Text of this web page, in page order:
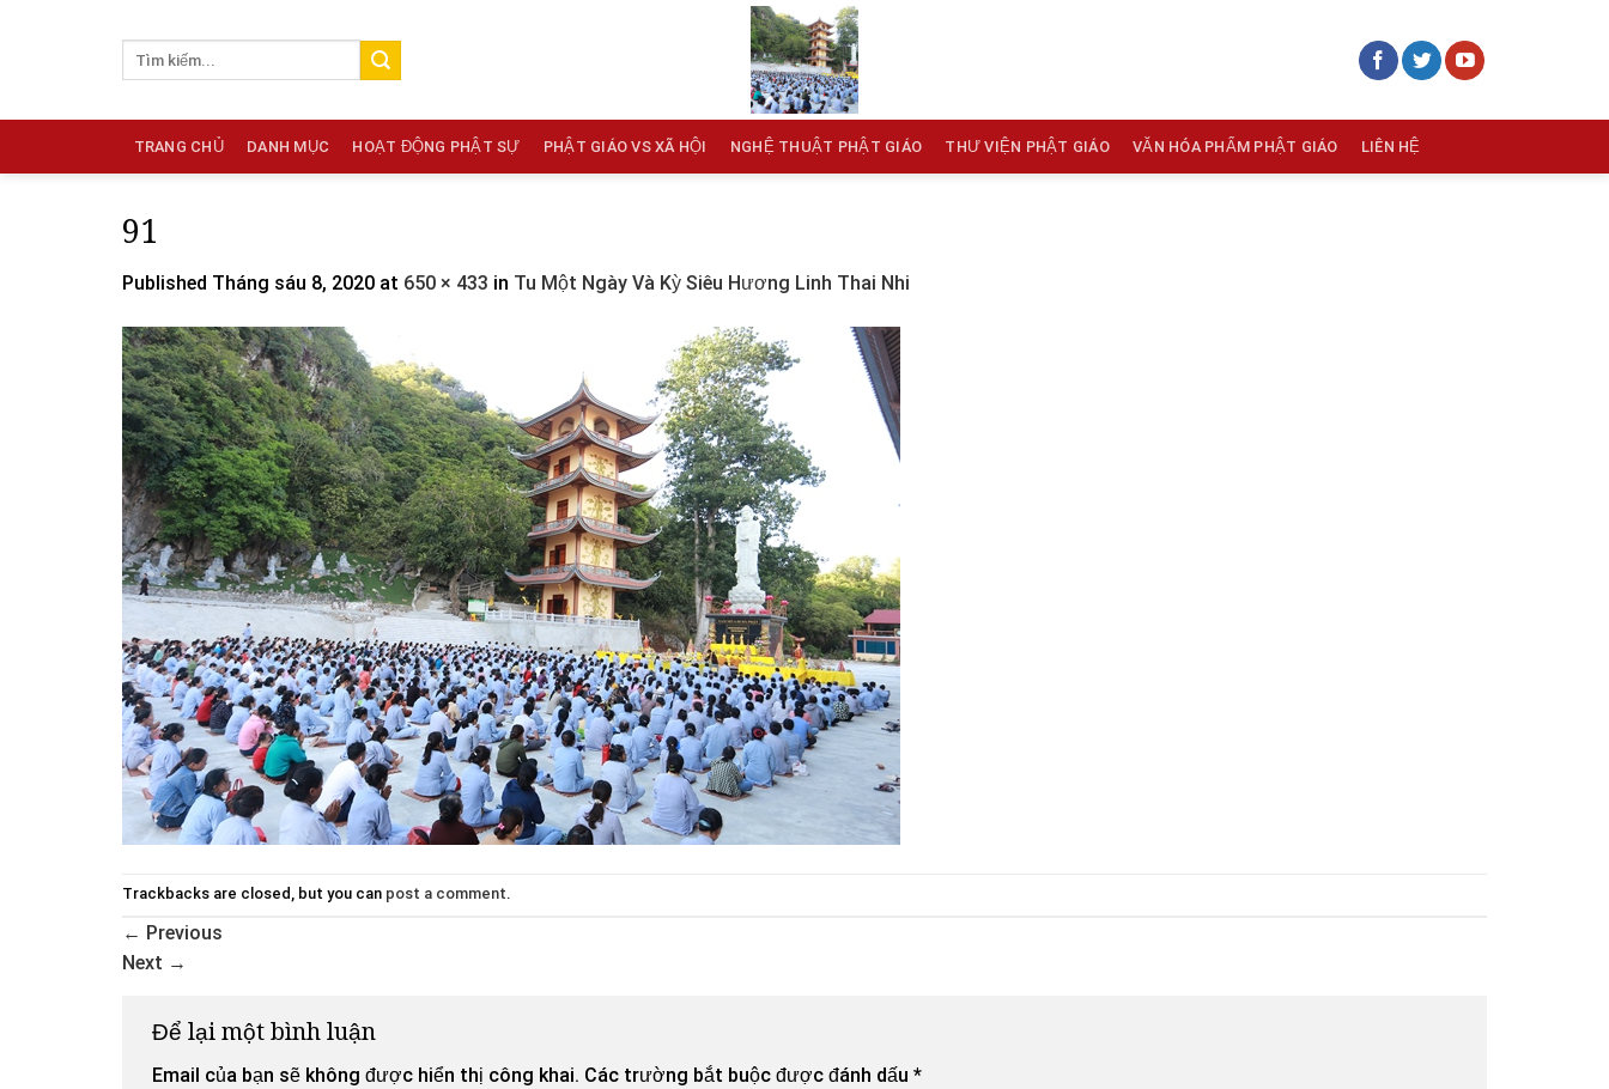
TRANG CHỦ DANH MỤC HOẠT ĐỘNG PHẬT SỰ PHẬT GIÁO VS XÃ HỘI NGHỆ THUẬT PHẬT GIÁO THƯ VIỆN PHẬT GIÁO VĂN HÓA PHẨM PHẬT GIÁO LIÊN HỆ
91
Published Tháng sáu 8, 2020 at 650 × 433 in Tu Một Ngày Và Kỳ Siêu Hương Linh Thai Nhi
Trackbacks are closed, but you can post a comment.
← Previous
Next →
Để lại một bình luận
Email của bạn sẽ không được hiển thị công khai. Các trường bắt buộc được đánh dấu *